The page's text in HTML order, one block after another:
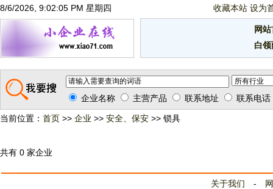
8/6/2026, 9:02:06 PM 星期四 收藏本站 设为
网
白
企业名称 主营产品 联系地址 联系电话
当前位置： 首页 >> 企业 >> 安全、保安 >> 锁具
共有 0 家企业
关于我们 -